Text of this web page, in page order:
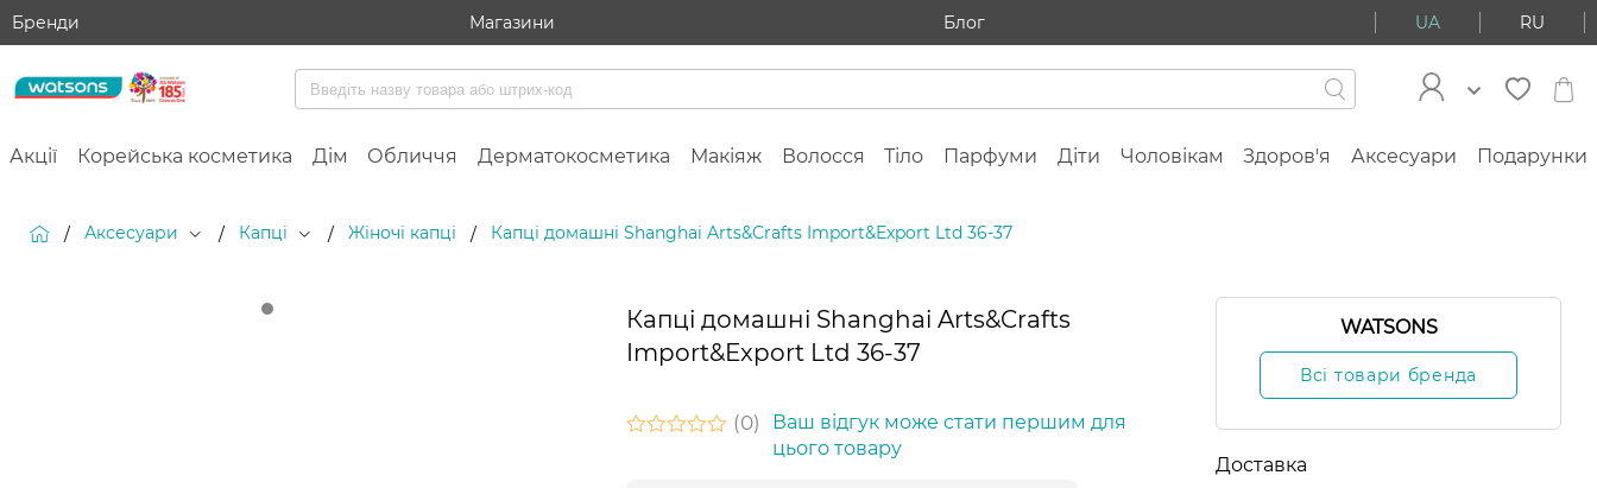
Бренди Магазини Блог UA RU
Акції Корейська косметика Дім Обличчя Дерматокосметика Макіяж Волосся Тіло Парфуми Діти Чоловікам Здоров'я Аксесуари Подарунки
/ Аксесуари / Капці / Жіночі капці / Капці домашні Shanghai Arts&Crafts Import&Export Ltd 36-37
Капці домашні Shanghai Arts&Crafts
Import&Export Ltd 36-37
0
Ваш відгук може стати першим для
цього товару
WATSONS
Всі товари бренда
Доставка